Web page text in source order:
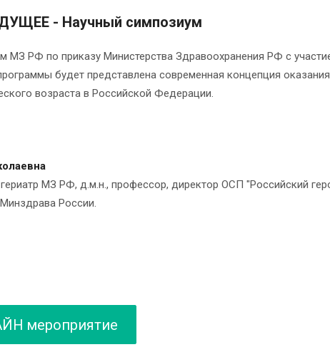
- Научный симпозиум
МЗ РФ по приказу Министерства Здравоохранения РФ с
будет представлена современная концепция
возраста в Российской Федерации.
МЗ РФ, д.м.н., профессор, директор ОСП "Российский
России.
мероприятие